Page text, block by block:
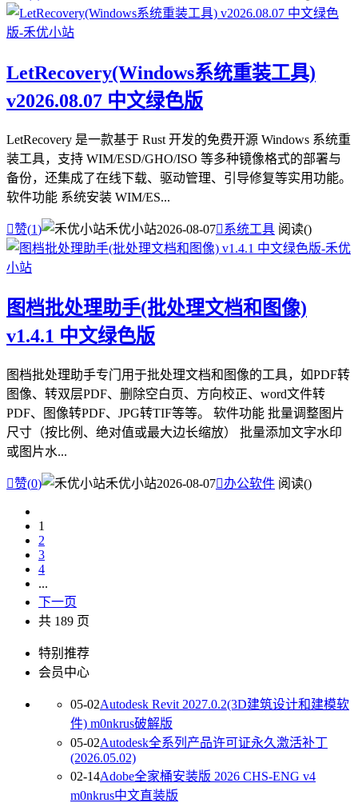
LetRecovery(Windows系统重装工具)
v2026.08.07 中文绿色版
LetRecovery 是一款基于 Rust 开发的免费开源 Windows 系统重
装工具，支持 WIM/ESD/GHO/ISO 等多种镜像格式的部署与
备份，还集成了在线下载、驱动管理、引导修复等实用功能。
软件功能 系统安装 WIM/ES...
赞(1) 禾优小站2026-08-07系统工具 阅读()
图档批处理助手(批处理文档和图像)
v1.4.1 中文绿色版
图档批处理助手专门用于批处理文档和图像的工具，如PDF转
图像、转双层PDF、删除空白页、方向校正、word文件转
PDF、图像转PDF、JPG转TIF等等。 软件功能 批量调整图片
尺寸（按比例、绝对值或最大边长缩放） 批量添加文字水印
或图片水...
赞(0) 禾优小站2026-08-07办公软件 阅读()
1
2
3
4
...
下一页
共 189 页
特别推荐
会员中心
05-02Autodesk Revit 2027.0.2(3D建筑设计和建模软
件) m0nkrus破解版
05-02Autodesk全系列产品许可证永久激活补丁
(2026.05.02)
02-14Adobe全家桶安装版 2026 CHS-ENG v4
m0nkrus中文直装版